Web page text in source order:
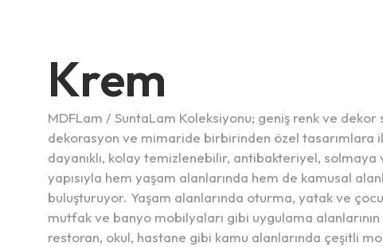
Krem
MDFLam / SuntaLam Koleksiyonu; geniş renk ve
dekorasyon ve mimaride birbirinden özel tasarımlara
dayanıklı, kolay temizlenebilir, antibakteriyel,
yapısıyla hem yaşam alanlarında hem de kamusal
buluşturuyor. Yaşam alanlarında oturma, yatak ve
mutfak ve banyo mobilyaları gibi uygulama alanlarının
restoran, okul, hastane gibi kamu alanlarında çeşitli